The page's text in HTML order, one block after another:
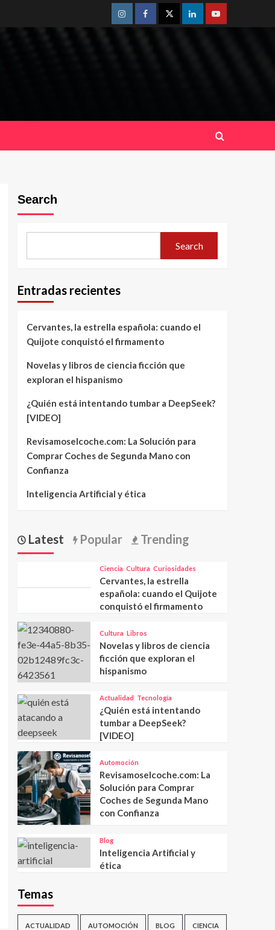
InstagramFacebookTwitterLinkedinYoutube
Search
Search
Entradas recientes
Cervantes, la estrella española: cuando el
Quijote conquistó el firmamento
Novelas y libros de ciencia ficción que
exploran el hispanismo
¿Quién está intentando tumbar a DeepSeek?
[VIDEO]
Revisamoselcoche.com: La Solución para
Comprar Coches de Segunda Mano con
Confianza
Inteligencia Artificial y ética
Latest Popular Trending
Ciencia Cultura Curiosidades
Cervantes, la estrella
española: cuando el Quijote
conquistó el firmamento
Cultura Libros
Novelas y libros de ciencia
ficción que exploran el
hispanismo
Actualidad Tecnología
¿Quién está intentando
tumbar a DeepSeek?
[VIDEO]
Automoción
Revisamoselcoche.com: La
Solución para Comprar
Coches de Segunda Mano
con Confianza
Blog
Inteligencia Artificial y
ética
Temas
ACTUALIDAD AUTOMOCIÓN BLOG CIENCIA